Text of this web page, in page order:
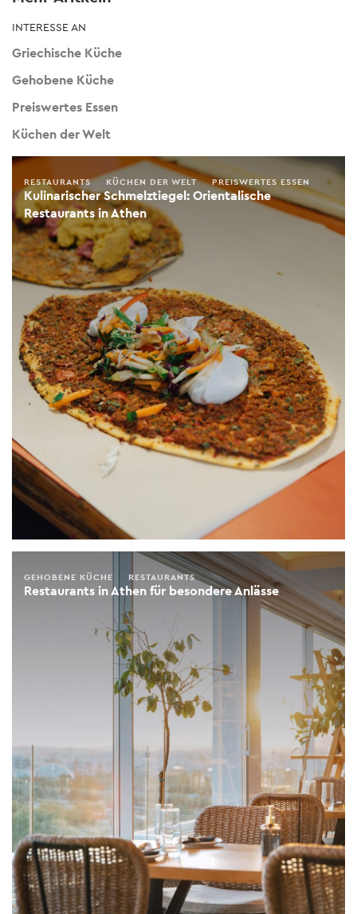
INTERESSE AN
Griechische Küche
Gehobene Küche
Preiswertes Essen
Küchen der Welt
Kulinarischer Schmelztiegel: Orientalische
Restaurants in Athen
RESTAURANTS KÜCHEN DER WELT PREISWERTES ESSEN
Restaurants in Athen für besondere Anlässe
GEHOBENE KÜCHE RESTAURANTS